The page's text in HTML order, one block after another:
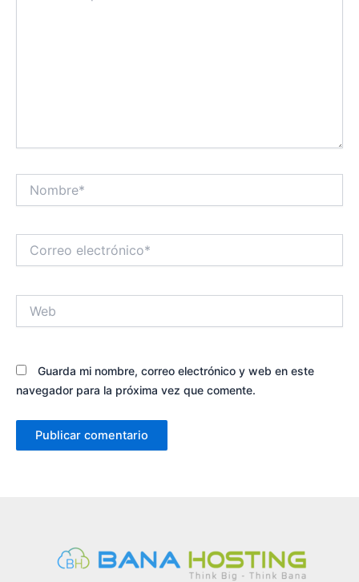
electrónico*
Guarda mi nombre, correo electrónico y web en este
navegador para la próxima vez que comente.